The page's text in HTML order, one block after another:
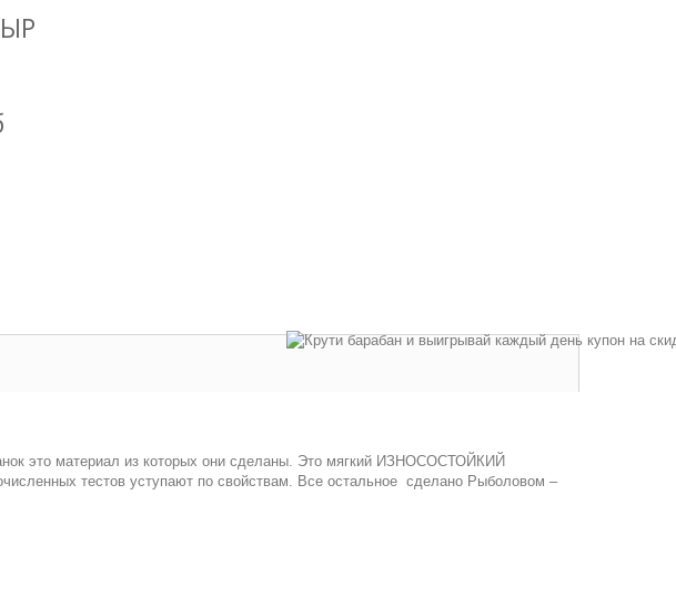
это материал из которых они сделаны. Это мягкий ИЗНОСОСТОЙКИЙ
тестов уступают по свойствам. Все остальное сделано Рыболовом –